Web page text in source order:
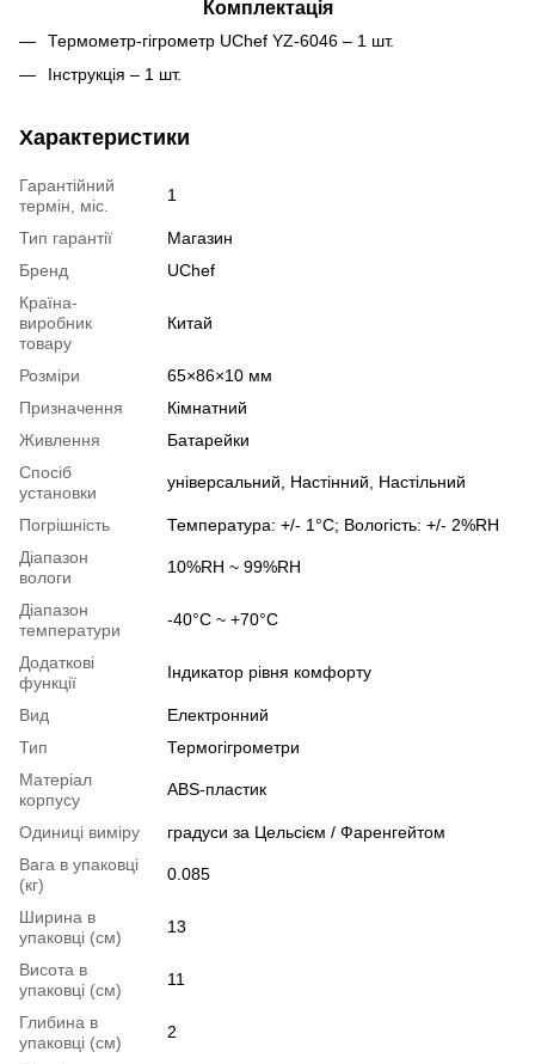
Комплектація
Термометр-гігрометр UChef YZ-6046 – 1 шт.
Інструкція – 1 шт.
Характеристики
Гарантійний
термін, міс.
1
Тип гарантії
Магазин
Бренд
UChef
Країна-
виробник
товару
Китай
Розміри
65×86×10 мм
Призначення
Кімнатний
Живлення
Батарейки
Спосіб
установки
універсальний, Настінний, Настільний
Погрішність
Температура: +/- 1°C; Вологість: +/- 2%RH
Діапазон
вологи
10%RH ~ 99%RH
Діапазон
температури
-40°C ~ +70°C
Додаткові
функції
Індикатор рівня комфорту
Вид
Електронний
Тип
Термогігрометри
Матеріал
корпусу
ABS-пластик
Одиниці виміру
градуси за Цельсієм / Фаренгейтом
Вага в упаковці
(кг)
0.085
Ширина в
упаковці (см)
13
Висота в
упаковці (см)
11
Глибина в
упаковці (см)
2